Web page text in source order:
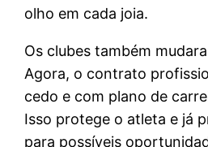
olho em cada joia.
Os clubes também
Agora, o contrato
cedo e com plano de
Isso protege o atleta e já
para possíveis